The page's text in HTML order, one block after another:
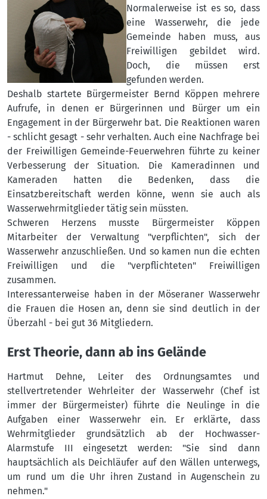
Normalerweise ist es so, dass
eine Wasserwehr, die jede
Gemeinde haben muss, aus
Freiwilligen gebildet wird.
Doch, die müssen erst
gefunden werden.
Deshalb startete Bürgermeister Bernd Köppen mehrere
Aufrufe, in denen er Bürgerinnen und Bürger um ein
Engagement in der Bürgerwehr bat. Die Reaktionen waren
- schlicht gesagt - sehr verhalten. Auch eine Nachfrage bei
der Freiwilligen Gemeinde-Feuerwehren führte zu keiner
Verbesserung der Situation. Die Kameradinnen und
Kameraden hatten die Bedenken, dass die
Einsatzbereitschaft werden könne, wenn sie auch als
Wasserwehrmitglieder tätig sein müssten.
Schweren Herzens musste Bürgermeister Köppen
Mitarbeiter der Verwaltung "verpflichten", sich der
Wasserwehr anzuschließen. Und so kamen nun die echten
Freiwilligen und die "verpflichteten" Freiwilligen
zusammen.
Interessanterweise haben in der Möseraner Wasserwehr
die Frauen die Hosen an, denn sie sind deutlich in der
Überzahl - bei gut 36 Mitgliedern.
Erst Theorie, dann ab ins Gelände
Hartmut Dehne, Leiter des Ordnungsamtes und
stellvertretender Wehrleiter der Wasserwehr (Chef ist
immer der Bürgermeister) führte die Neulinge in die
Aufgaben einer Wasserwehr ein. Er erklärte, dass
Wehrmitglieder grundsätzlich ab der Hochwasser-
Alarmstufe III eingesetzt werden: "Sie sind dann
hauptsächlich als Deichläufer auf den Wällen unterwegs,
um rund um die Uhr ihren Zustand in Augenschein zu
nehmen."